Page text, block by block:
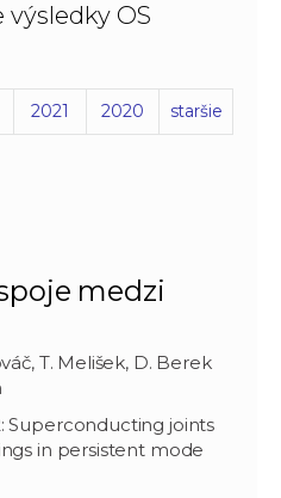
OS
2021 2020 staršie
medzi
T. Melišek, D. Berek
Superconducting joints
in persistent mode